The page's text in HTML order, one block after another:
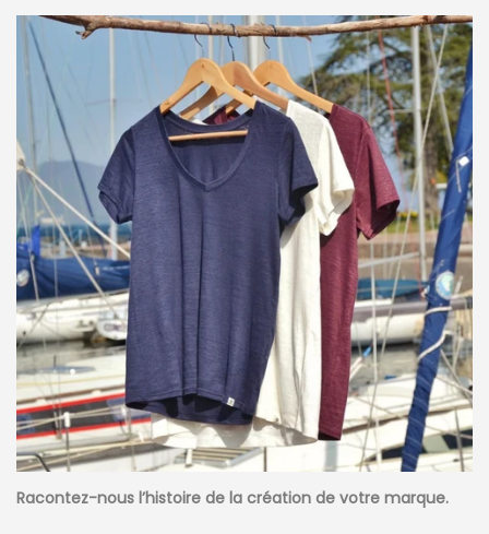
Racontez-nous l’histoire de la création de votre marque.